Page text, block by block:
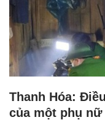
Thanh Hóa:
của một phụ